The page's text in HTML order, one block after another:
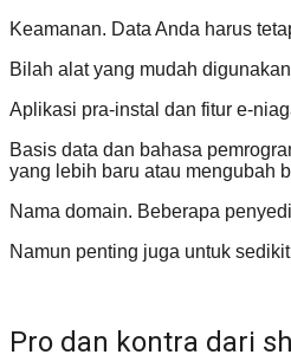
Keamanan. Data Anda harus
Bilah alat yang mudah
Aplikasi pra-instal dan fitur e-
Basis data dan bahasa
yang lebih baru atau mengubah
Nama domain. Beberapa
Namun penting juga untuk
Pro dan kontra dari